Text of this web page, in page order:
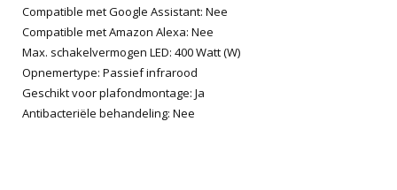
Compatible met Google Assistant: Nee
Compatible met Amazon Alexa: Nee
Max. schakelvermogen LED: 400 Watt (W)
Opnemertype: Passief infrarood
Geschikt voor plafondmontage: Ja
Antibacteriële behandeling: Nee